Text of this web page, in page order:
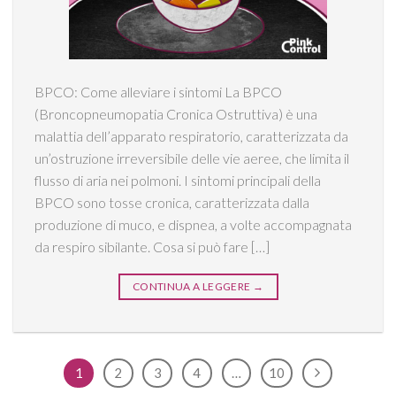
BPCO: Come alleviare i sintomi La BPCO
(Broncopneumopatia Cronica Ostruttiva) è una
malattia dell’apparato respiratorio, caratterizzata da
un’ostruzione irreversibile delle vie aeree, che limita il
flusso di aria nei polmoni. I sintomi principali della
BPCO sono tosse cronica, caratterizzata dalla
produzione di muco, e dispnea, a volte accompagnata
da respiro sibilante. Cosa si può fare […]
CONTINUA A LEGGERE →
1 2 3 4 10